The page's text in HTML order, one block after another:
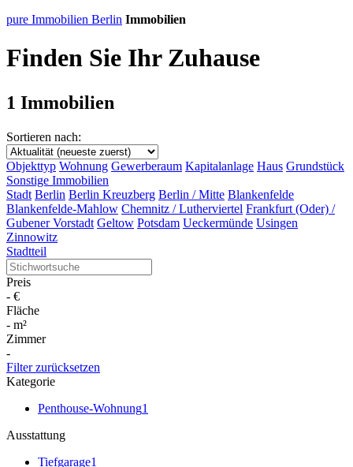
pure Immobilien Berlin Immobilien
Finden Sie Ihr Zuhause
1 Immobilien
Sortieren nach:
Objekttyp Wohnung Gewerberaum Kapitalanlage Haus Grundstück
Sonstige Immobilien
Stadt Berlin Berlin Kreuzberg Berlin / Mitte Blankenfelde
Blankenfelde-Mahlow Chemnitz / Lutherviertel Frankfurt (Oder) /
Gubener Vorstadt Geltow Potsdam Ueckermünde Usingen
Zinnowitz
Stadtteil
Preis
- €
Fläche
- m²
Zimmer
-
Filter zurücksetzen
Kategorie
Penthouse-Wohnung1
Ausstattung
Tiefgarage1